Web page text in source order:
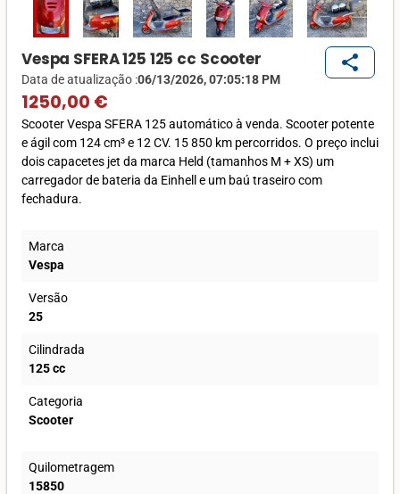
Vespa SFERA 125 125 cc Scooter
Data de atualização :06/13/2026, 07:05:18 PM
1250,00 €
share
Scooter Vespa SFERA 125 automático à venda. Scooter potente
e ágil com 124 cm³ e 12 CV. 15 850 km percorridos. O preço inclui
dois capacetes jet da marca Held (tamanhos M + XS) um
carregador de bateria da Einhell e um baú traseiro com
fechadura.
Marca
Vespa
Versão
25
Cilindrada
125 cc
Categoria
Scooter
Quilometragem
15850